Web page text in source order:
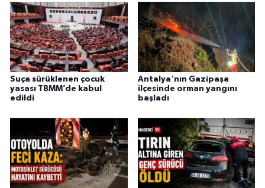
Suça sürüklenen çocuk
yasası TBMM’de kabul
edildi
Antalya'nın Gazipaşa
ilçesinde orman yangını
başladı